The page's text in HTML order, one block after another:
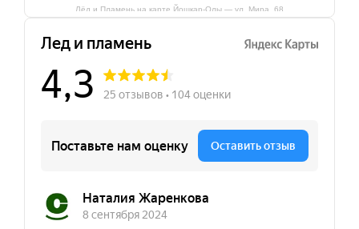
Лёд и Пламень на карте Йошкар‑Олы — ул. Мира, 68